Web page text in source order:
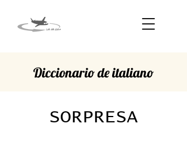
Diccionario de italiano
SORPRESA